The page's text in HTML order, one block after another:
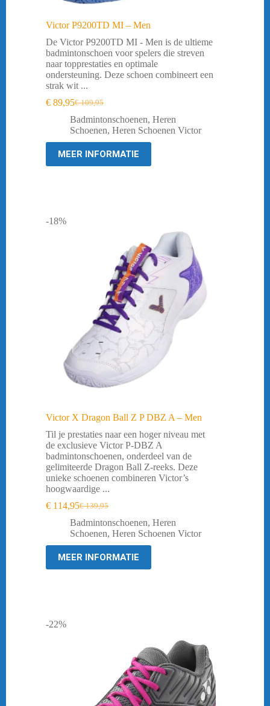
Victor P9200TD MI – Men
De Victor P9200TD MI - Men is de ultieme
badmintonschoen voor spelers die streven
naar topprestaties en optimale
ondersteuning. Deze schoen combineert een
strak wit ...
€109,95
Oorspronkelijke
prijs
was:
€ 109,95.
€ 89,95Huidige
prijs
is:
€ 89,95.
Badmintonschoenen, Heren
Schoenen, Heren Schoenen Victor
MEER INFORMATIE
-18%
Victor X Dragon Ball Z P DBZ A – Men
Til je prestaties naar een hoger niveau met
de exclusieve Victor P-DBZ A
badmintonschoenen, onderdeel van de
gelimiteerde Dragon Ball Z-reeks. Deze
unieke schoenen combineren Victor’s
hoogwaardige ...
€139,95
Oorspronkelijke
prijs
was:
€ 139,95.
€ 114,95Huidige
prijs
is:
€ 114,95.
Badmintonschoenen, Heren
Schoenen, Heren Schoenen Victor
MEER INFORMATIE
-22%